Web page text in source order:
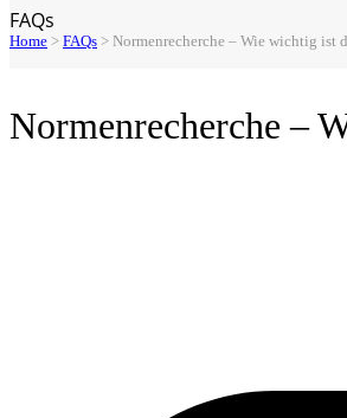
FAQs
Home > FAQs > Normenrecherche – Wie wichtig ist
Normenrecherche –